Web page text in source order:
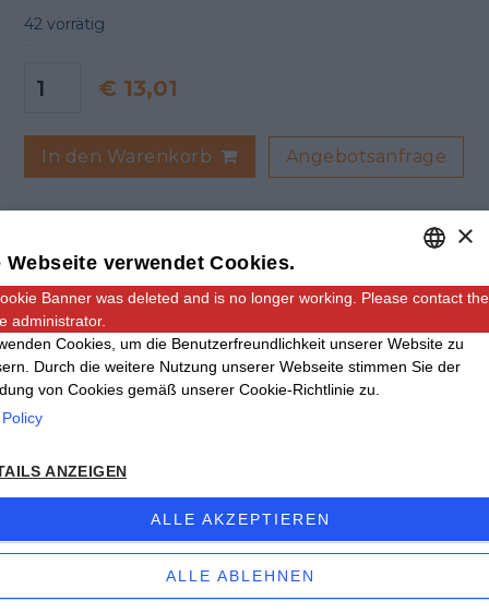
42 vorrätig
€ 13,01
In den Warenkorb Angebotsanfrage
Email:info@giinox.com
Privacy Policy–Sitemap
ENGLISH
ITALIAN
GERMAN
×
Webseite verwendet Cookies.
Banner was deleted and is no longer working. Please contact the
administrator.
Cookies, um die Benutzerfreundlichkeit unserer Website zu
Durch die weitere Nutzung unserer Webseite stimmen Sie der
von Cookies gemäß unserer Cookie-Richtlinie zu.
ANZEIGEN
ALLE AKZEPTIEREN
ALLE ABLEHNEN